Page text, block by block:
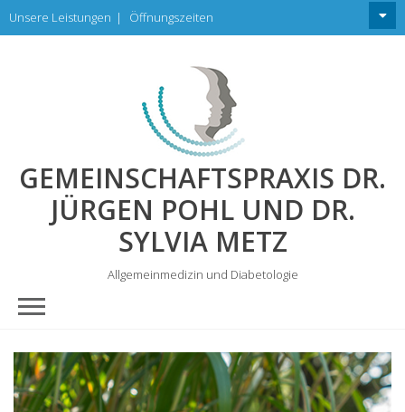
Skip
to
Unsere Leistungen | Öffnungszeiten
GEMEINSCHAFTSPRAXIS DR.
JÜRGEN POHL UND DR.
SYLVIA METZ
Allgemeinmedizin und Diabetologie